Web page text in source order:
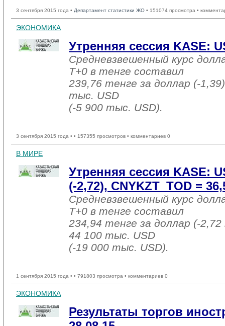
3 сентября 2015 года • Департамент статистики ЖО • 151074 просмотра •
ЭКОНОМИКА
Утренняя сессия KASE:
Средневзвешенный курс
T+0 в тенге составил
239,76 тенге за доллар (-
тыс. USD
(-5 900 тыс. USD).
3 сентября 2015 года • • 157355 просмотров • комментариев 0
В МИРЕ
Утренняя сессия KASE:
(-2,72), CNYKZT_TOD =
Средневзвешенный курс
T+0 в тенге составил
234,94 тенге за доллар (-
44 100 тыс. USD
(-19 000 тыс. USD).
1 сентября 2015 года • • 791803 просмотра • комментариев 0
ЭКОНОМИКА
Результаты торгов